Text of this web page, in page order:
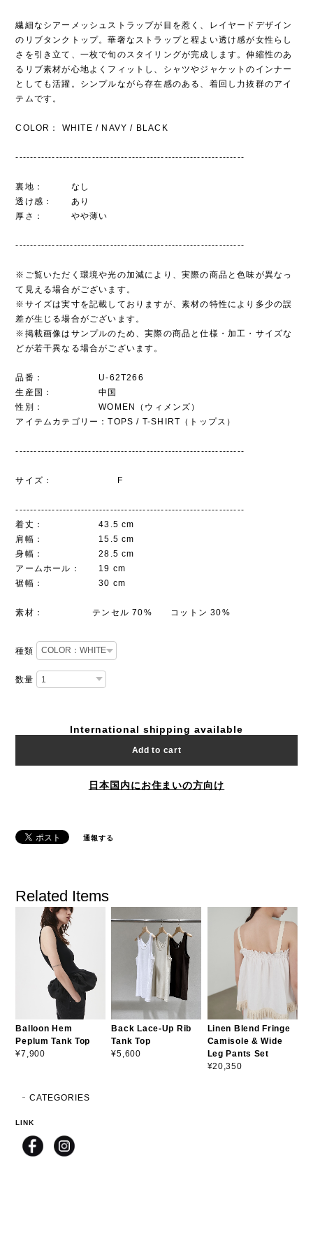
繊細なシアーメッシュストラップが目を惹く、レイヤードデザイン
のリブタンクトップ。華奢なストラップと程よい透け感が女性らし
さを引き立て、一枚で旬のスタイリングが完成します。伸縮性のあ
るリブ素材が心地よくフィットし、シャツやジャケットのインナー
としても活躍。シンプルながら存在感のある、着回し力抜群のアイ
テムです。
COLOR： WHITE / NAVY / BLACK
---------------------------------------------------------------
裏地： なし
透け感： あり
厚さ： やや薄い
---------------------------------------------------------------
※ご覧いただく環境や光の加減により、実際の商品と色味が異なっ
て見える場合がございます。
※サイズは実寸を記載しておりますが、素材の特性により多少の誤
差が生じる場合がございます。
※掲載画像はサンプルのため、実際の商品と仕様・加工・サイズな
どが若干異なる場合がございます。
品番： U-62T266
生産国： 中国
性別： WOMEN（ウィメンズ）
アイテムカテゴリー：TOPS / T-SHIRT（トップス）
---------------------------------------------------------------
サイズ： F
---------------------------------------------------------------
着丈： 43.5 cm
肩幅： 15.5 cm
身幅： 28.5 cm
アームホール： 19 cm
裾幅： 30 cm
素材： テンセル 70% コットン 30%
種類
数量
International shipping available
Add to cart
日本国内にお住まいの方向け
通報する
Related Items
Balloon Hem
Peplum Tank Top
¥7,900
Back Lace-Up Rib
Tank Top
¥5,600
Linen Blend Fringe
Camisole & Wide
Leg Pants Set
¥20,350
CATEGORIES
LINK